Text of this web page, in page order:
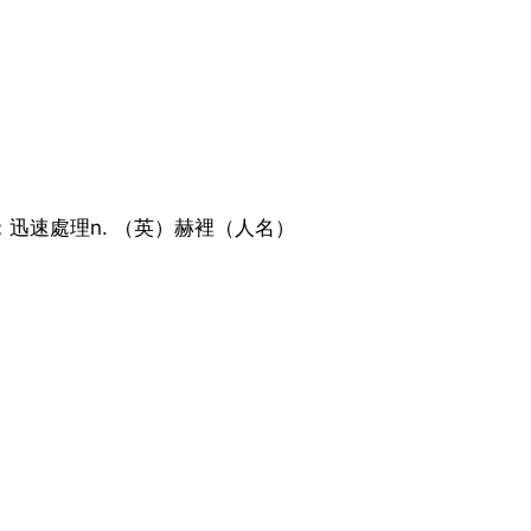
速處理n. （英）赫裡（人名）